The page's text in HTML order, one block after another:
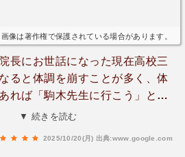
画像は著作権で保護されている場合があります。
長にお世話になった現在高校三
ると体調を崩すことが多く、体
れば「駒木先生に行こう」とな
を置いている先生です。高校生
▼ 続きを読む
2025/10/20(月) 出典:www.google.com